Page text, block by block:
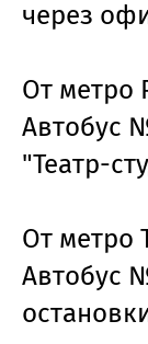
через
От метро
Автобус
"Театр-
От метро
Автобус